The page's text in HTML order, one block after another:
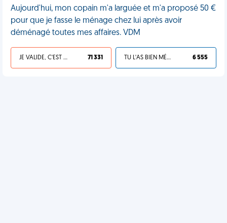
Aujourd'hui, mon copain m'a larguée et m'a proposé 50 €
pour que je fasse le ménage chez lui après avoir
déménagé toutes mes affaires. VDM
JE VALIDE, C'EST UNE VDM 71 331 TU L'AS BIEN MÉRITÉ 6 555